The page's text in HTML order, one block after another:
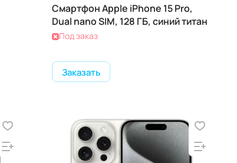
Смартфон Apple iPhone 15 Pro,
Dual nano SIM, 128 ГБ, синий титан
Под заказ
Заказать